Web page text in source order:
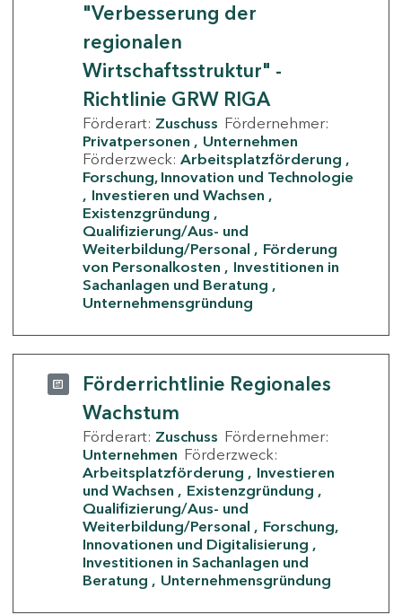
"Verbesserung der
regionalen
Wirtschaftsstruktur" -
Richtlinie GRW RIGA
Förderart: Zuschuss Fördernehmer:
Privatpersonen
Unternehmen
Förderzweck: Arbeitsplatzförderung
Forschung, Innovation und Technologie
Investieren und Wachsen
Existenzgründung
Qualifizierung/Aus- und
Weiterbildung/Personal
Förderung
von Personalkosten
Investitionen in
Sachanlagen und Beratung
Unternehmensgründung
Förderrichtlinie Regionales
Wachstum
Förderart: Zuschuss Fördernehmer:
Unternehmen Förderzweck:
Arbeitsplatzförderung
Investieren
und Wachsen
Existenzgründung
Qualifizierung/Aus- und
Weiterbildung/Personal
Forschung,
Innovationen und Digitalisierung
Investitionen in Sachanlagen und
Beratung
Unternehmensgründung